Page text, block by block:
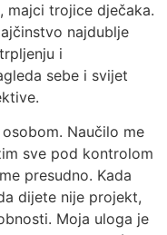
majci trojice dječaka.
najdublje
i
sebe i svijet
Naučilo me
sve pod kontrolom
presudno. Kada
dijete nije projekt,
Moja uloga je